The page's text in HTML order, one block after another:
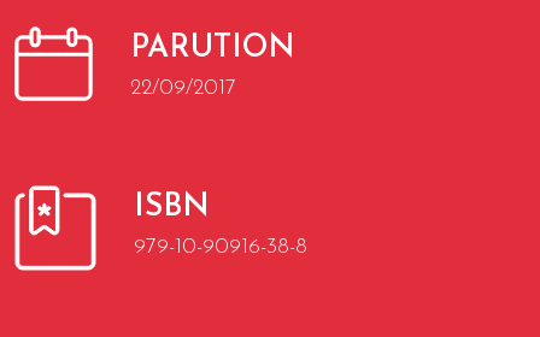
PARUTION
22/09/2017
ISBN
979-10-90916-38-8